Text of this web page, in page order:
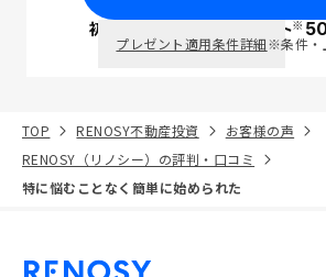
初回面談で ポイント※
プレゼント適用条件詳細※条件・
TOP RENOSY不動産投資
お客様の声
RENOSY（リノシー）の評判・口コミ
特に悩むことなく簡単に始められた